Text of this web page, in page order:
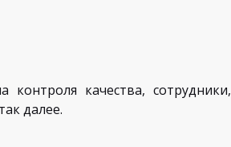
качества, сотрудники,
далее.